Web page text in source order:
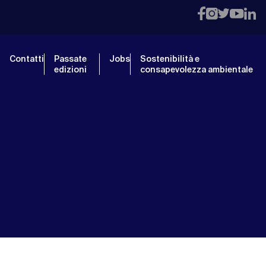
Contatti
Passate
edizioni
Jobs
Sostenibilità e
consapevolezza ambientale